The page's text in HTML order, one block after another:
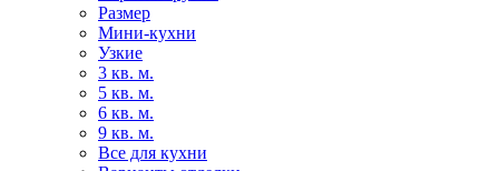
Размер
Мини-кухни
Узкие
3 кв. м.
5 кв. м.
6 кв. м.
9 кв. м.
Все для кухни